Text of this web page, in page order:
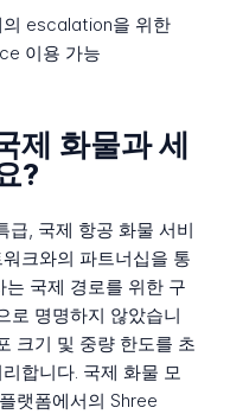
escalation을 위한
이용 가능
화물과 세
?
급, 국제 항공 화물 서비
크와의 파트너십을 통
국제 경로를 위한 구
로 명명하지 않았습니
크기 및 중량 한도를 초
합니다. 국제 화물 모
랫폼에서의 Shree